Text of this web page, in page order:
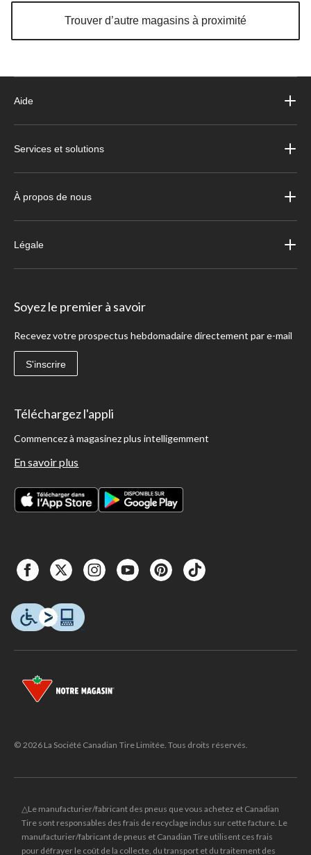
Trouver d’autre magasins à proximité
Aide
Services et solutions
À propos de nous
Légale
Soyez le premier à savoir
Recevez votre prospectus hebdomadaire directement par e-mail
S'inscrire
Téléchargez l'appli
Commencez à magasinez plus intelligemment
En savoir plus
© 2026 La Société Canadian Tire Limitée. Tous droits réservés.
△Le manufacturier/fabricant des pneus que vous achetez et Canadian
Tire sont responsables des frais de recyclage inclus sur cette facture. Le
manufacturier/fabricant de pneus et Canadian Tire utilisent ces frais
pour défrayer le coût de la collecte, du transport et du traitement des